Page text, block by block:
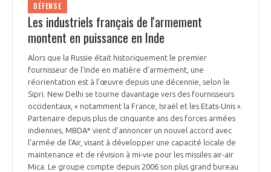
DÉFENSE
Les industriels français de l'armement
montent en puissance en Inde
Alors que la Russie était historiquement le premier
fournisseur de l’Inde en matière d’armement, une
réorientation est à l’œuvre depuis une décennie, selon le
Sipri. New Delhi se tourne davantage vers des fournisseurs
occidentaux, « notamment la France, Israël et les Etats-Unis ».
Partenaire depuis plus de cinquante ans des forces armées
indiennes, MBDA* vient d'annoncer un nouvel accord avec
l'armée de l'Air, visant à développer une capacité locale de
maintenance et de révision à mi-vie pour les missiles air-air
Mica. Le groupe compte depuis 2006 son plus grand bureau